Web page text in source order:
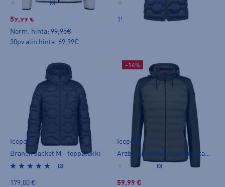
(0)
59,99 €
Norm. hinta: 99,95€
30pv alin hinta: 69,99€
(0)
199,00 €
Icepeak
Branch Jacket M - toppatakki
(2)
179,00 €
-14%
Icepeak
Arzberg Jacket M - hybriditakki
(0)
59,99 €